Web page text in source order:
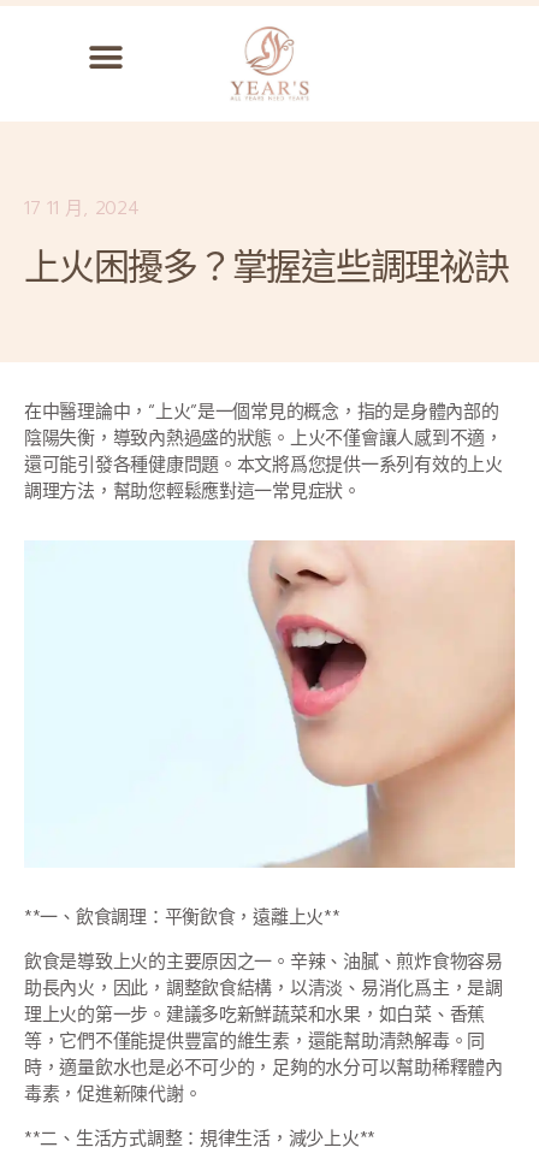
17 11 月, 2024
上火困擾多？掌握這些調理祕訣
在中醫理論中，“上火”是一個常見的概念，指的是身體內部的
陰陽失衡，導致內熱過盛的狀態。上火不僅會讓人感到不適，
還可能引發各種健康問題。本文將爲您提供一系列有效的上火
調理方法，幫助您輕鬆應對這一常見症狀。
**一、飲食調理：平衡飲食，遠離上火**
飲食是導致上火的主要原因之一。辛辣、油膩、煎炸食物容易
助長內火，因此，調整飲食結構，以清淡、易消化爲主，是調
理上火的第一步。建議多吃新鮮蔬菜和水果，如白菜、香蕉
等，它們不僅能提供豐富的維生素，還能幫助清熱解毒。同
時，適量飲水也是必不可少的，足夠的水分可以幫助稀釋體內
毒素，促進新陳代謝。
**二、生活方式調整：規律生活，減少上火**